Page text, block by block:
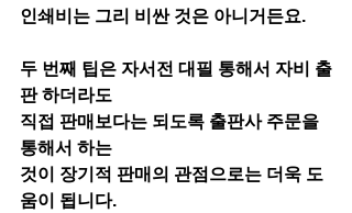
인쇄비는 그리 비싼 것은 아니거든요.
두 번째 팁은 자서전 대필 통해서 자비 출
판 하더라도
직접 판매보다는 되도록 출판사 주문을
통해서 하는
것이 장기적 판매의 관점으로는 더욱 도
움이 됩니다.